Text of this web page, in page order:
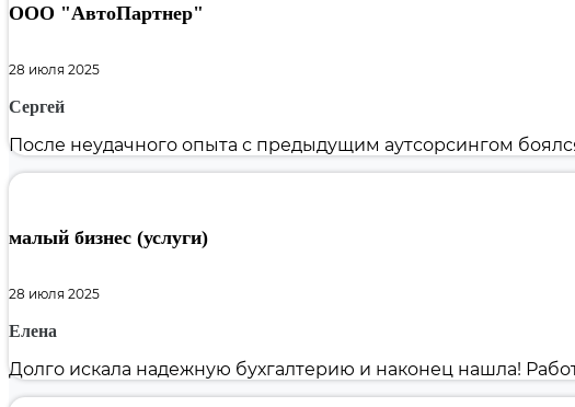
ООО "АвтоПартнер"
28 июля 2025
Сергей
После неудачного опыта с предыдущим аутсорсингом
малый бизнес (услуги)
28 июля 2025
Елена
Долго искала надежную бухгалтерию и наконец нашла!